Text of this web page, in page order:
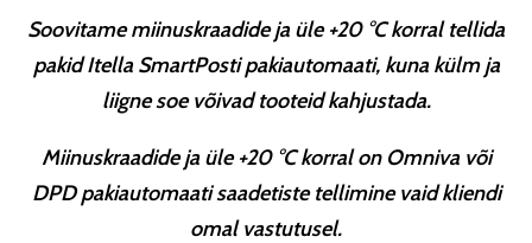
Soovitame miinuskraadide ja üle +20 °C korral tellida
pakid Itella SmartPosti pakiautomaati, kuna külm ja
liigne soe võivad tooteid kahjustada.
Miinuskraadide ja üle +20 °C korral on Omniva või
DPD pakiautomaati saadetiste tellimine vaid kliendi
omal vastutusel.